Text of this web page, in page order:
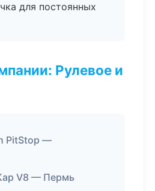
для постоянных
Рулевое и
PitStop —
V8 — Пермь